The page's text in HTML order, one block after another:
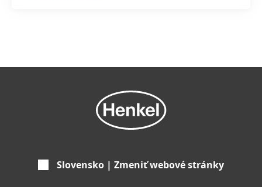
Slovensko | Zmeniť webové stránky